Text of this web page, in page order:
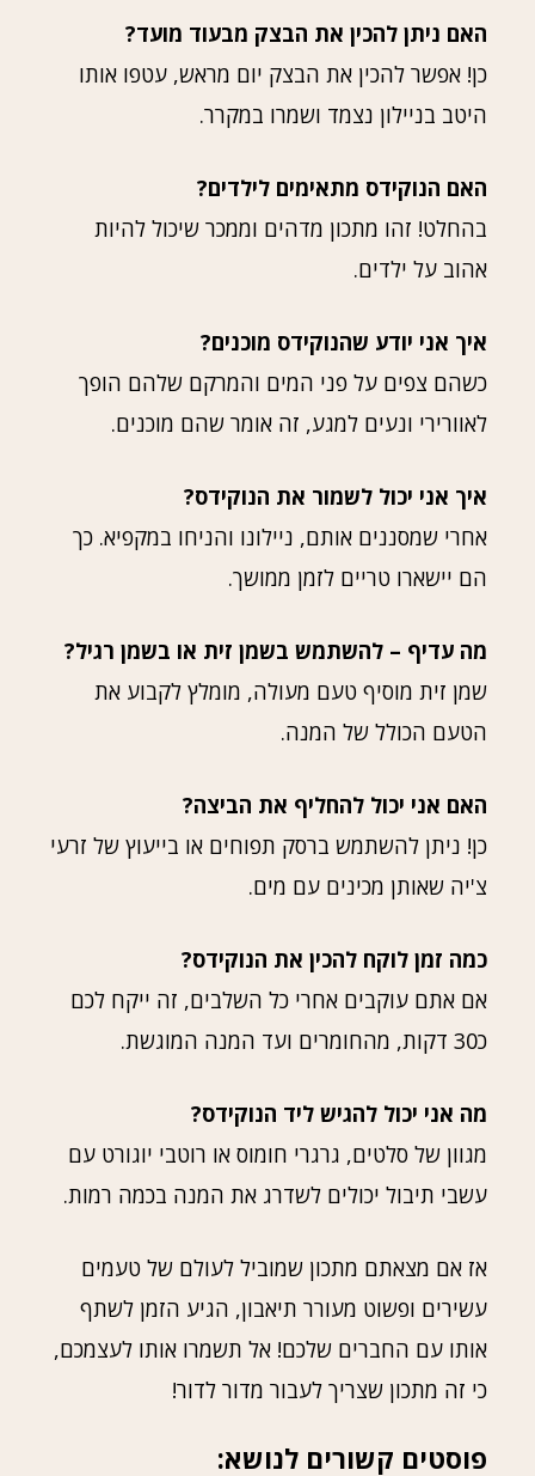
האם ניתן להכין את הבצק מבעוד מועד?
כן! אפשר להכין את הבצק יום מראש, עטפו אותו
היטב בניילון נצמד ושמרו במקרר.
האם הנוקידס מתאימים לילדים?
בהחלט! זהו מתכון מדהים וממכר שיכול להיות
אהוב על ילדים.
איך אני יודע שהנוקידס מוכנים?
כשהם צפים על פני המים והמרקם שלהם הופך
לאוורירי ונעים למגע, זה אומר שהם מוכנים.
איך אני יכול לשמור את הנוקידס?
אחרי שמסננים אותם, ניילונו והניחו במקפיא. כך
הם יישארו טריים לזמן ממושך.
מה עדיף – להשתמש בשמן זית או בשמן רגיל?
שמן זית מוסיף טעם מעולה, מומלץ לקבוע את
הטעם הכולל של המנה.
האם אני יכול להחליף את הביצה?
כן! ניתן להשתמש ברסק תפוחים או בייעוץ של זרעי
צ'יה שאותן מכינים עם מים.
כמה זמן לוקח להכין את הנוקידס?
אם אתם עוקבים אחרי כל השלבים, זה ייקח לכם
כ30 דקות, מהחומרים ועד המנה המוגשת.
מה אני יכול להגיש ליד הנוקידס?
מגוון של סלטים, גרגרי חומוס או רוטבי יוגורט עם
עשבי תיבול יכולים לשדרג את המנה בכמה רמות.
אז אם מצאתם מתכון שמוביל לעולם של טעמים
עשירים ופשוט מעורר תיאבון, הגיע הזמן לשתף
אותו עם החברים שלכם! אל תשמרו אותו לעצמכם,
כי זה מתכון שצריך לעבור מדור לדור!
פוסטים קשורים לנושא: